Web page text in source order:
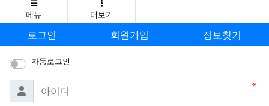
메뉴 더보기
로그인 회원가입 정보찾기
자동로그인
아이디